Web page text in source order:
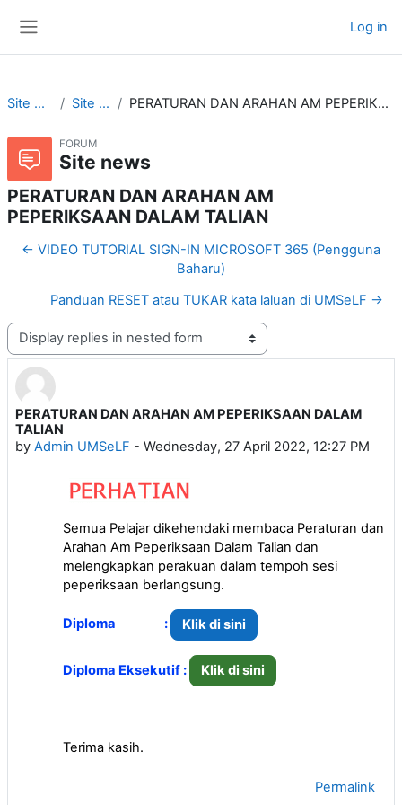
Log in
Site pages Site news PERATURAN DAN ARAHAN AM PEPERIKSAAN DALAM TALIAN
FORUM
Site news
PERATURAN DAN ARAHAN AM
PEPERIKSAAN DALAM TALIAN
← VIDEO TUTORIAL SIGN-IN MICROSOFT 365 (Pengguna
Baharu)
Panduan RESET atau TUKAR kata laluan di UMSeLF →
Display mode
PERATURAN DAN ARAHAN AM PEPERIKSAAN DALAM
TALIAN
by Admin UMSeLF - Wednesday, 27 April 2022, 12:27 PM
Number of replies: 0
Semua Pelajar dikehendaki membaca Peraturan dan
Arahan Am Peperiksaan Dalam Talian dan
melengkapkan perakuan dalam tempoh sesi
peperiksaan berlangsung.
Diploma : Klik di sini
Diploma Eksekutif : Klik di sini
Terima kasih.
Permalink